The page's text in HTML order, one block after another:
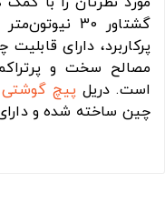
گشتاور 30
پرکاربرد، دارای
مصالح سخت و
است. دریل پیچ
چین ساخته شده و دارای ۱۲ ماه گارانتی